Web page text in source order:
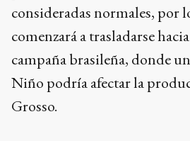
consideradas normales, por
comenzará a trasladarse
campaña brasileña, donde
Niño podría afectar la
Grosso.